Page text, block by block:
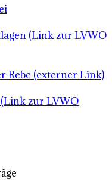
(Link zur LVWO
Rebe (externer Link)
zur LVWO